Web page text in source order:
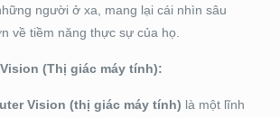
người ở xa, mang lại cái nhìn sâu
về tiềm năng thực sự của họ.
(Thị giác máy tính):
Vision (thị giác máy tính) là một lĩnh